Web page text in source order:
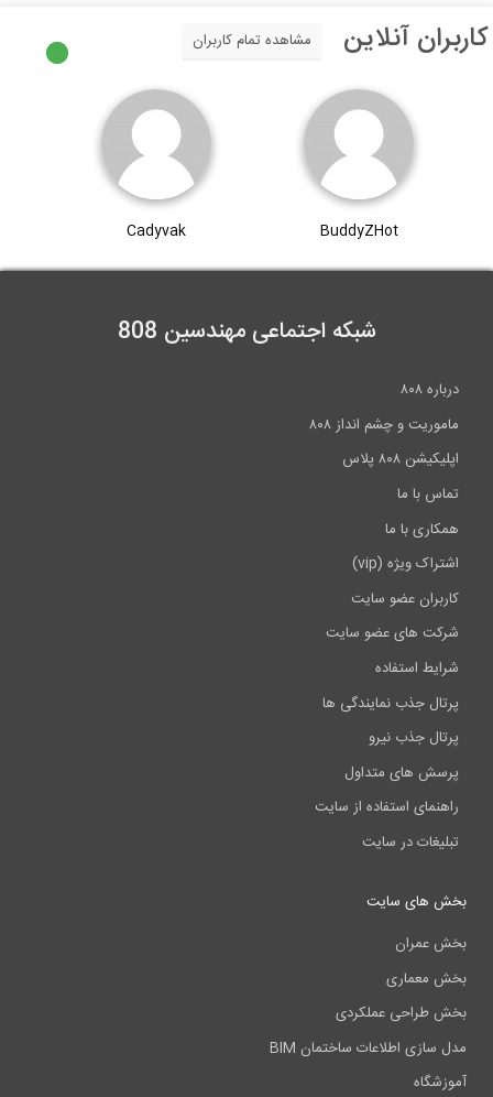
آنلاین مشاهده تمام کاربران
BuddyZHot
Cadyvak
شبکه اجتماعی مهندسین 808
درباره ۸۰۸
ماموریت و چشم انداز ۸۰۸
اپلیکیشن ۸۰۸ پلاس
تماس با ما
همکاری با ما
اشتراک ویژه (vip)
کاربران عضو سایت
شرکت های عضو سایت
شرایط استفاده
پرتال جذب نمایندگی ها
پرتال جذب نیرو
پرسش های متداول
راهنمای استفاده از سایت
تبلیغات در سایت
بخش های سایت
بخش عمران
بخش معماری
بخش طراحی عملکردی
مدل سازی اطلاعات ساختمان BIM
آموزشگاه